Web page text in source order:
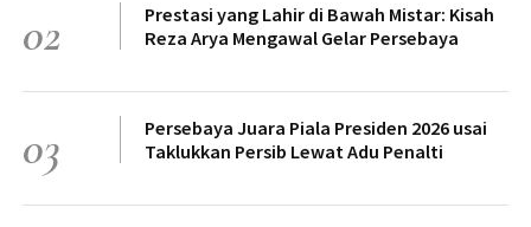
02
Prestasi yang Lahir di Bawah Mistar: Kisah
Reza Arya Mengawal Gelar Persebaya
03
Persebaya Juara Piala Presiden 2026 usai
Taklukkan Persib Lewat Adu Penalti